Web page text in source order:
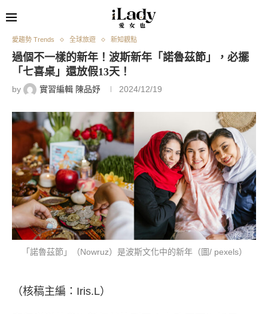
愛趨勢 Trends 全球旅遊 新知觀點
過個不一樣的新年！波斯新年「諾魯茲節」，必擺
「七喜桌」還放假13天！
by 實習編輯 陳品妤 2024/12/19
「諾魯茲節」（Nowruz）是波斯文化中的新年（圖/ pexels）
（核稿主編：Iris.L）